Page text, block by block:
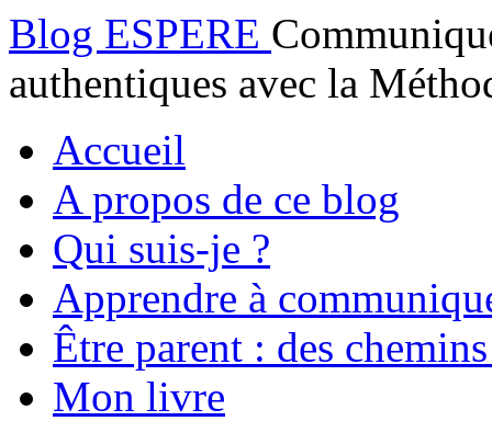
Blog ESPERE
authentiques avec la
Accueil
A propos de ce blog
Qui suis-je ?
Apprendre à
Être parent : des
Mon livre